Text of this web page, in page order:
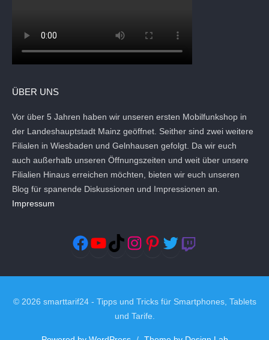
ÜBER UNS
Vor über 5 Jahren haben wir unseren ersten Mobilfunkshop in
der Landeshauptstadt Mainz geöffnet. Seither sind zwei weitere
Filialen in Wiesbaden und Gelnhausen gefolgt. Da wir euch
auch außerhalb unseren Öffnungszeiten und weit über unsere
Filialien Hinaus erreichen möchten, bieten wir euch unseren
Blog für spanende Diskussionen und Impressionen an.
Impressum
Facebook
YouTube
TikTokInstagram
Pinterest
TwitterTwitch
© 2026 smarttarif24 - Tipps und Tricks für Smartphones, Tablets
und Tarife.